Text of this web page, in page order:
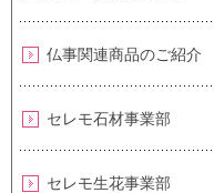
仏事関連商品のご紹介
セレモ石材事業部
セレモ生花事業部